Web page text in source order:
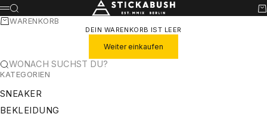
ZUM INHALT SPRINGEN STICKABUSH
MENÜ
SUCHE
WARENKORB
DEIN WARENKORB IST LEER
Weiter einkaufen
WONACH SUCHST DU?
KATEGORIEN
SNEAKER
BEKLEIDUNG